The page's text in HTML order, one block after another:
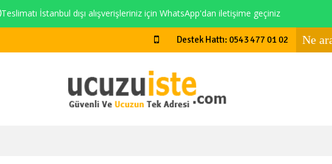
Teslimatı İstanbul dışı alışverişleriniz için WhatsApp'dan iletişime geçiniz
Destek Hattı: 0543 477 01 02